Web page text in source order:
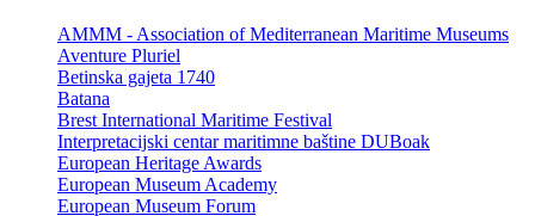
AMMM - Association of Mediterranean Maritime Museums
Aventure Pluriel
Betinska gajeta 1740
Batana
Brest International Maritime Festival
Interpretacijski centar maritimne baštine DUBoak
European Heritage Awards
European Museum Academy
European Museum Forum